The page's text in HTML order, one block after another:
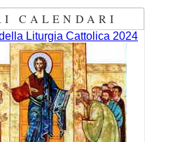
CALENDARI
Liturgia Cattolica 2024